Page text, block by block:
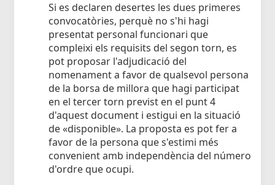
Si es declaren desertes les dues primeres
convocatòries, perquè no s'hi hagi
presentat personal funcionari que
compleixi els requisits del segon torn, es
pot proposar l'adjudicació del
nomenament a favor de qualsevol persona
de la borsa de millora que hagi participat
en el tercer torn previst en el punt 4
d'aquest document i estigui en la situació
de «disponible». La proposta es pot fer a
favor de la persona que s'estimi més
convenient amb independència del número
d'ordre que ocupi.